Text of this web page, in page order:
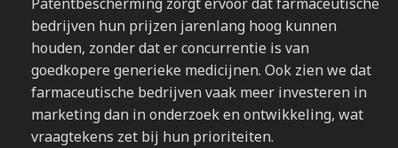
bedrijven hun prijzen jarenlang hoog kunnen
houden, zonder dat er concurrentie is van
goedkopere generieke medicijnen. Ook zien we dat
farmaceutische bedrijven vaak meer investeren in
marketing dan in onderzoek en ontwikkeling, wat
vraagtekens zet bij hun prioriteiten.